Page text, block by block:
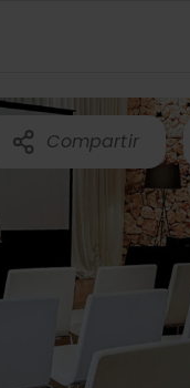
Compartir